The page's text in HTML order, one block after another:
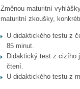
Změnou maturitní
maturitní zkoušky,
U didaktického testu z
85 minut.
Didaktický test z cizího
čtení.
U didaktického testu z